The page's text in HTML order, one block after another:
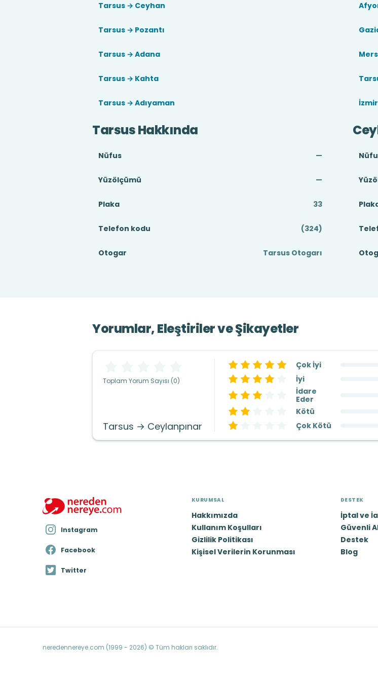
Tarsus → Ceyhan
Tarsus → Pozantı
Tarsus → Adana
Tarsus → Kahta
Tarsus → Adıyaman
Tarsus Hakkında
Nüfus —
Yüzölçümü —
Plaka 33
Telefon kodu (324)
Otogar Tarsus Otogarı
Yorumlar, Eleştiriler ve Şikayetler
Toplam Yorum Sayısı (0)
Tarsus → Ceylanpınar
Çok İyi
İyi
İdare
Eder
Kötü
Çok Kötü
Instagram
Facebook
Twitter
KURUMSAL
Hakkımızda
Kullanım Koşulları
Gizlilik Politikası
Kişisel Verilerin Korunması
DESTEK
İptal ve
Güvenli
Destek
Blog
neredennereye.com (1999 - 2026) © Tüm hakları saklıdır.